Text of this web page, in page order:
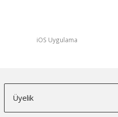
iOS Uygulama
Üyelik